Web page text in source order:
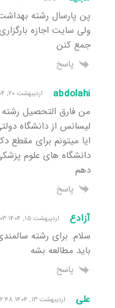
پن پارسال رشته
ولی سایت اجازه
جمع کنن
پاسخ
abdolahi اردیبهشت ۲۰, ۱۴۰۴ ۵:۱۸ ب٫ظ
من فارق التحصیل
لیسانس از دانشگاه
ایا میتونم برای
دانشگاه های علوم
دهم
پاسخ
آزادع اردیبهشت ۱۵, ۱۴۰۴ ۷:۰۳ ب٫ظ
سلام. برای رشته
باید مطالعه بشه
پاسخ
علی اردیبهشت ۱۳, ۱۴۰۴ ۲:۴۸ ب٫ظ